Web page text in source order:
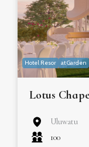
Hotel Resor at Garden
Lotus
Uluwatu
100